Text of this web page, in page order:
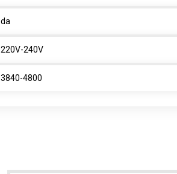
da
220V-240V
3840-4800